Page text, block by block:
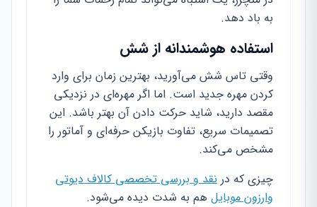
به باد دهد.
استفاده هوشمندانه از شش
وقتی تاس شش می‌آورید، بهترین زمان برای وارد
کردن مهره جدید است. اما اگر مهره‌ای در نزدیکی
مقصد دارید، شاید حرکت دادن آن بهتر باشد. این
تصمیمات سریع، تفاوت بازیکن حرفه‌ای و آماتور را
مشخص می‌کند.
چیزی که در نقد و بررسی تخصصی کالاف دیوتی
وارزون موبایل هم به شدت دیده می‌شود.